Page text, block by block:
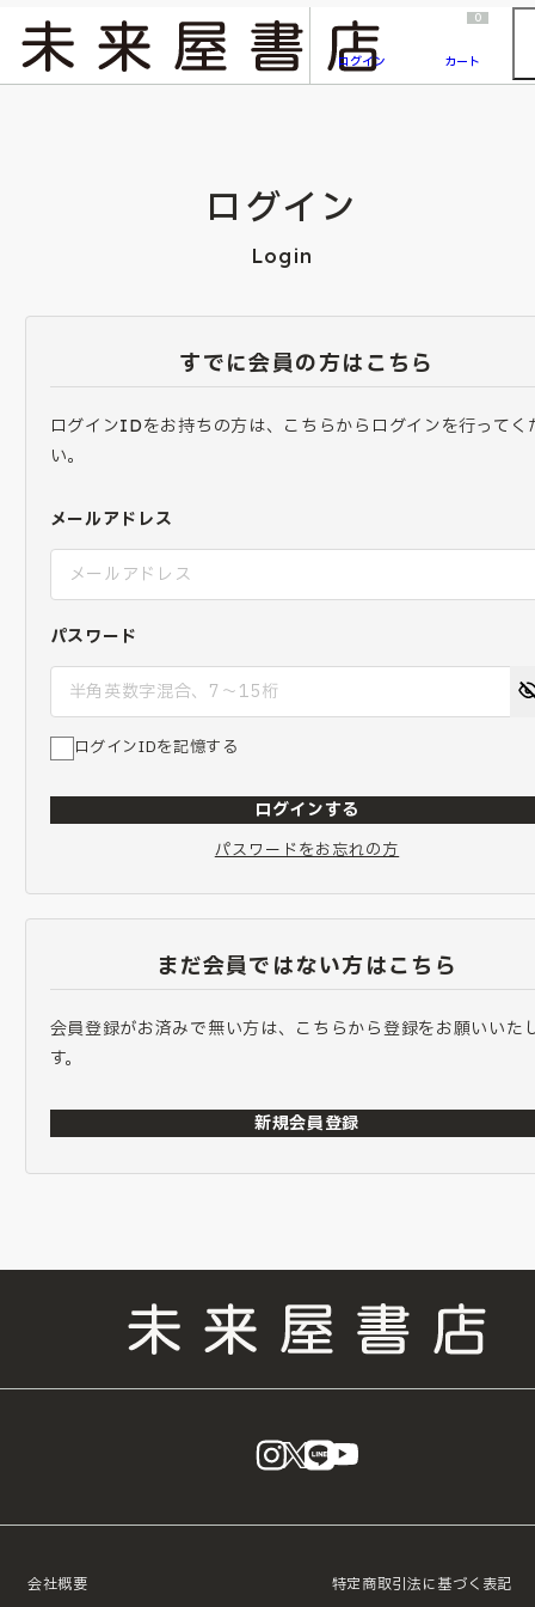
『ONE PIECE magazine 021 ONE PIECEカード付き同梱版』発売延期のご案内
ログイン
0
カート
ログイン
Login
すでに会員の方はこちら
ログインIDをお持ちの方は、こちらからログインを行ってく
い。
メールアドレス
パスワード
ログインIDを記憶する
ログインする
パスワードをお忘れの方
まだ会員ではない方はこちら
会員登録がお済みで無い方は、こちらから登録をお願いいた
す。
新規会員登録
instagram
X LINE
会社概要 特定商取引法に基づく表記